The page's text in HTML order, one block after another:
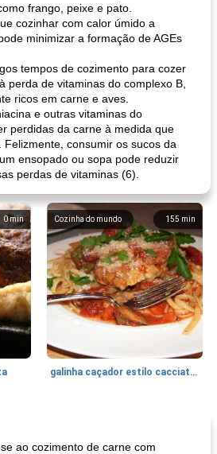
frango, peixe e pato.
cozinhar com calor úmido a
minimizar a formação de AGEs
tempos de cozimento para cozer
perda de vitaminas do complexo B,
ricos em carne e aves.
e outras vitaminas do
perdidas da carne à medida que
consumir os sucos da
ensopado ou sopa pode reduzir
perdas de vitaminas (6).
0min 155 min
Cozinha do mundo
galinha caçador estilo cacciatore
ao cozimento de carne com